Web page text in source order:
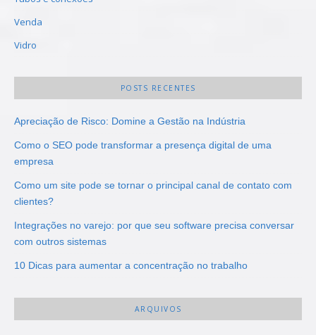
Venda
Vidro
POSTS RECENTES
Apreciação de Risco: Domine a Gestão na Indústria
Como o SEO pode transformar a presença digital de uma
empresa
Como um site pode se tornar o principal canal de contato com
clientes?
Integrações no varejo: por que seu software precisa conversar
com outros sistemas
10 Dicas para aumentar a concentração no trabalho
ARQUIVOS